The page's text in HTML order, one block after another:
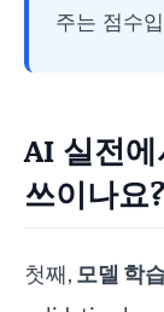
주는 점수
AI 실전
쓰이나요?
첫째, 모델 학